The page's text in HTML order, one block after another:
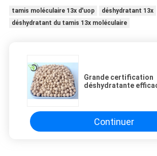
tamis moléculaire 13x d'uop
déshydratant 13x
déshydratant du tamis 13x moléculaire
Grande certification
déshydratante
Continuer